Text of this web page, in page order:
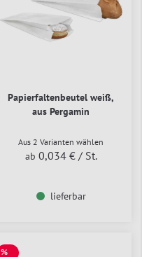
Papierfaltenbeutel weiß,
aus Pergamin
Aus 2 Varianten wählen
ab 0,034 € / St.
lieferbar
%